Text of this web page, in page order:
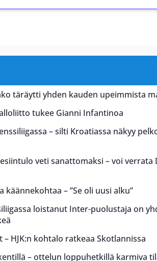
täräytti yhden kauden upeimmista
tukee Gianni Infantinoa
– silti Kroatiassa näkyy
veti sanattomaksi – voi verrata
– ”Se oli uusi alku”
loistanut Inter-puolustaja on
HJK:n kohtalo ratkeaa Skotlannissa
– ottelun loppuhetkillä karmiva